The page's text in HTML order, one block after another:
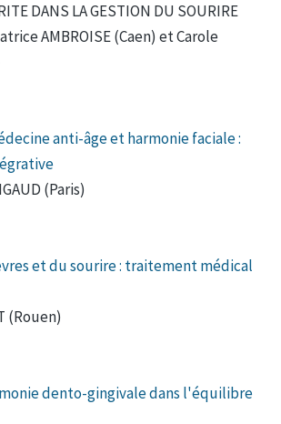
DANS LA GESTION DU SOURIRE
AMBROISE (Caen) et Carole
anti-âge et harmonie faciale :
(Paris)
et du sourire : traitement médical
(Rouen)
dento-gingivale dans l'équilibre